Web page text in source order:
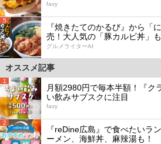
favy
5
『焼きたてのかるび』から「
売！大人気の「豚カルビ丼」
グルメライターAI
オススメ記事
1
月額2980円で毎本半額！『ク
い飲みサブスクに注目
favy
2
『reDine広島』で食べたいラ
ーメン、海鮮丼、麻辣湯も！